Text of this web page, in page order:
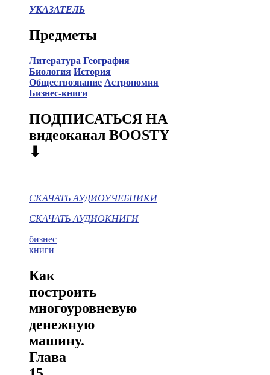
УКАЗАТЕЛЬ
Предметы
Литература География
Биология История
Обществознание Астрономия
Бизнес-книги
ПОДПИСАТЬСЯ НА
видеоканал BOOSTY
⬇
СКАЧАТЬ АУДИОУЧЕБНИКИ
СКАЧАТЬ АУДИОКНИГИ
бизнес
книги
Как
построить
многоуровневую
денежную
машину.
Глава